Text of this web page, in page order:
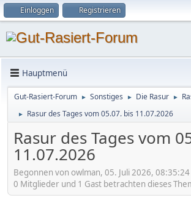
Einloggen Registrieren
Hauptmenü
Gut-Rasiert-Forum ► Sonstiges ► Die Rasur ►
► Rasur des Tages vom 05.07. bis 11.07.2026
Rasur des Tages vom
11.07.2026
Begonnen von owlman, 05. Juli 2026, 08:35:24
0 Mitglieder und 1 Gast betrachten dieses